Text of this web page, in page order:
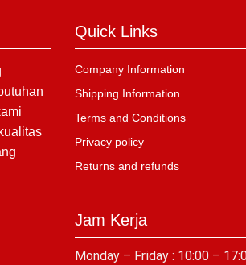
Quick Links
Company Information
Shipping Information
Terms and Conditions
Privacy policy
Returns and refunds
Jam Kerja
Monday – Friday : 10:00 –